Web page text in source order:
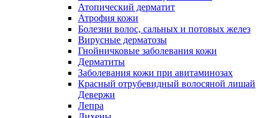
Атопический дерматит
Атрофия кожи
Болезни волос, сальных и потовых желез
Вирусные дерматозы
Гнойничковые заболевания кожи
Дерматиты
Заболевания кожи при авитаминозах
Красный отрубевидный волосяной лишай
Девержи
Лепра